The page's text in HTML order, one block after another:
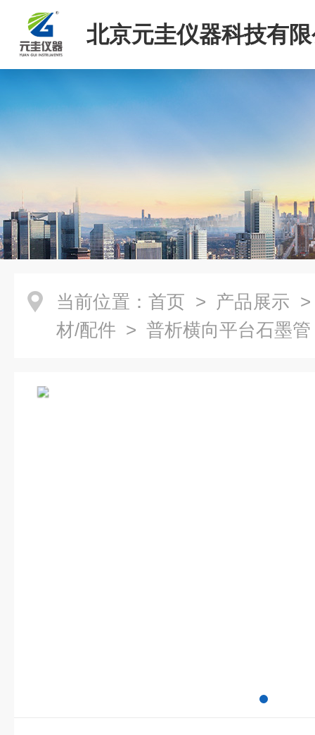
北京元圭仪器科技有
当前位置： 首页 > 产品展示
材/配件 > 普析横向平台石墨管